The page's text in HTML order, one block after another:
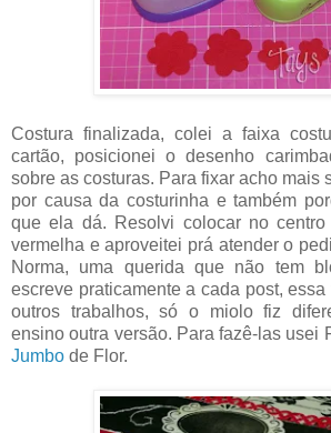
Costura finalizada, colei a faixa
cartão, posicionei o desenho
sobre as costuras. Para fixar acho mais
por causa da costurinha e também
que ela dá. Resolvi colocar no
vermelha e aproveitei prá atender o
Norma, uma querida que não tem
escreve praticamente a cada post,
outros trabalhos, só o miolo fiz
ensino outra versão. Para fazê-las usei
Jumbo de Flor.